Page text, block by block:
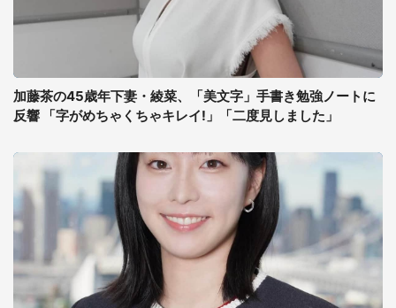
加藤茶の45歳年下妻・綾菜、「美文字」手書き勉強ノートに
反響 「字がめちゃくちゃキレイ!」「二度見しました」